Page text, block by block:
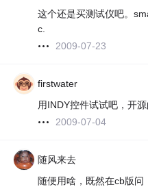
这个还是买测试仪吧。
c.
2009-07-23
firstwater
用INDY控件试试吧，开源
2009-07-04
随风来去
随便用啥，既然在cb版问